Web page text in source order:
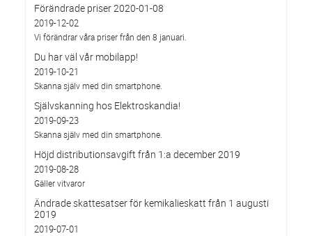
Förändrade priser 2020-01-08
2019-12-02
Vi förändrar våra priser från den 8 januari.
Du har väl vår mobilapp!
2019-10-21
Skanna själv med din smartphone.
Självskanning hos Elektroskandia!
2019-09-23
Skanna själv med din smartphone.
Höjd distributionsavgift från 1:a december 2019
2019-08-28
Gäller vitvaror
Ändrade skattesatser för kemikalieskatt från 1 augusti
2019
2019-07-01